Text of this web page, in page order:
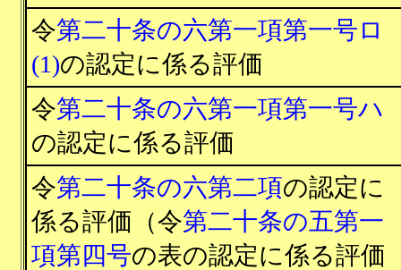
令第二十条の六第一項第一号ロ
(1)の認定に係る評価
令第二十条の六第一項第一号ハ
の認定に係る評価
令第二十条の六第二項の認定に
係る評価（令第二十条の五第一
項第四号の表の認定に係る評価